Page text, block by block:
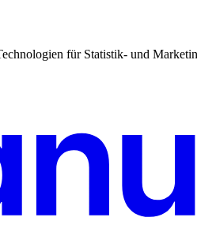
für Statistik- und